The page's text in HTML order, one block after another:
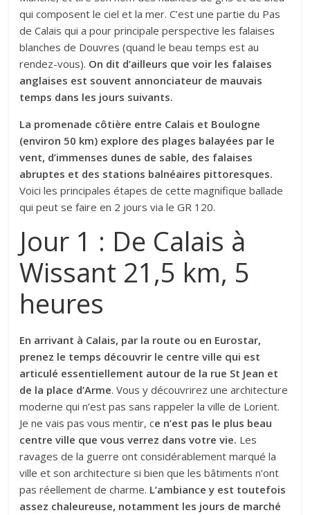
qui composent le ciel et la mer. C’est une partie du Pas
de Calais qui a pour principale perspective les falaises
blanches de Douvres (quand le beau temps est au
rendez-vous). On dit d’ailleurs que voir les falaises
anglaises est souvent annonciateur de mauvais
temps dans les jours suivants.
La promenade côtière entre Calais et Boulogne
(environ 50 km) explore des plages balayées par le
vent, d’immenses dunes de sable, des falaises
abruptes et des stations balnéaires pittoresques.
Voici les principales étapes de cette magnifique ballade
qui peut se faire en 2 jours via le GR 120.
Jour 1 : De Calais à
Wissant 21,5 km, 5
heures
En arrivant à Calais, par la route ou en Eurostar,
prenez le temps découvrir le centre ville qui est
articulé essentiellement autour de la rue St Jean et
de la place d’Arme. Vous y découvrirez une architecture
moderne qui n’est pas sans rappeler la ville de Lorient.
Je ne vais pas vous mentir, ce n’est pas le plus beau
centre ville que vous verrez dans votre vie. Les
ravages de la guerre ont considérablement marqué la
ville et son architecture si bien que les bâtiments n’ont
pas réellement de charme. L’ambiance y est toutefois
assez chaleureuse, notamment les jours de marché